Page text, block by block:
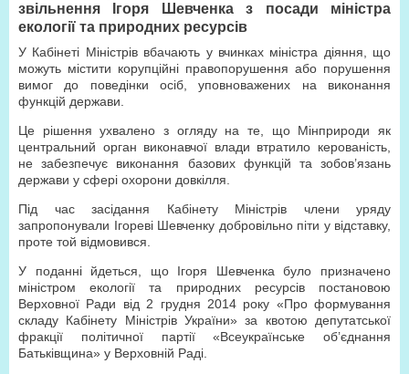
звільнення Ігоря Шевченка з посади міністра
екології та природних ресурсів
У Кабінеті Міністрів вбачають у вчинках міністра діяння, що
можуть містити корупційні правопорушення або порушення
вимог до поведінки осіб, уповноважених на виконання
функцій держави.
Це рішення ухвалено з огляду на те, що Мінприроди як
центральний орган виконавчої влади втратило керованість,
не забезпечує виконання базових функцій та зобов’язань
держави у сфері охорони довкілля.
Під час засідання Кабінету Міністрів члени уряду
запропонували Ігореві Шевченку добровільно піти у відставку,
проте той відмовився.
У поданні йдеться, що Ігоря Шевченка було призначено
міністром екології та природних ресурсів постановою
Верховної Ради від 2 грудня 2014 року «Про формування
складу Кабінету Міністрів України» за квотою депутатської
фракції політичної партії «Всеукраїнське об’єднання
Батьківщина» у Верховній Раді.